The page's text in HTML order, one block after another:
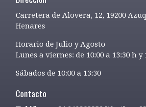
Carretera de Alovera, 12, 19200
Henares
Horario de Julio y Agosto
Lunes a viernes: de 10:00 a 13:30 h y
Sábados de 10:00 a 13:30
Contacto